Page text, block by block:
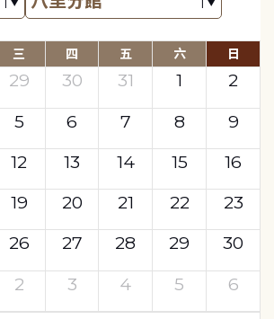
三 四 五 六 日
29 30 31 1
2
5 6 7 8
9
12 13 14 15
16
19 20 21 22
23
26 27 28 29
30
2 3 4 5 6